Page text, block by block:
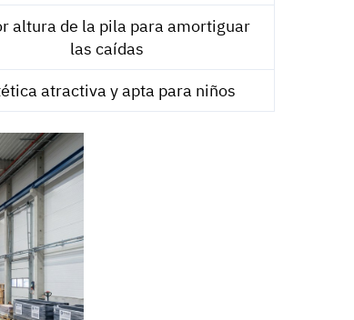
altura de la pila para amortiguar
las caídas
atractiva y apta para niños